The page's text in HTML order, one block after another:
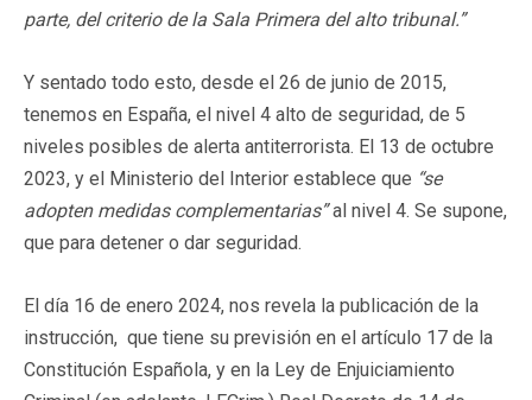
parte, del criterio de la Sala Primera del alto tribunal.”
Y sentado todo esto, desde el 26 de junio de 2015,
tenemos en España, el nivel 4 alto de seguridad, de 5
niveles posibles de alerta antiterrorista. El 13 de octubre
2023, y el Ministerio del Interior establece que “se
adopten medidas complementarias”al nivel 4. Se supone,
que para detener o dar seguridad.
El día 16 de enero 2024, nos revela la publicación de la
instrucción, que tiene su previsión en el artículo 17 de la
Constitución Española, y en la Ley de Enjuiciamiento